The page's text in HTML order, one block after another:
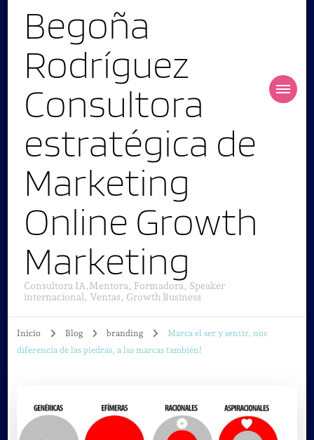
Begoña
Rodríguez
Consultora
estratégica de
Marketing
Online Growth
Marketing
Consultora IA,Mentora, Formadora, Speaker
internacional, Ventas, Growth Business
Inicio Blog branding
Marca el ser y sentir, nos
diferencia de las piedras, a las marcas también!